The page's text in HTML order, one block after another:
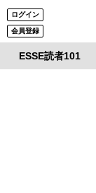
ログイン
会員登録
ESSE読者101